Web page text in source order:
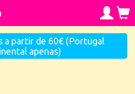
a partir de 60€ (Portugal
apenas)